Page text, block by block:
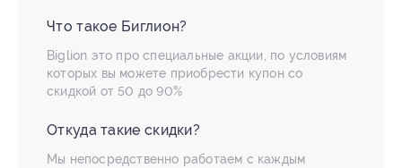
Что такое Биглион?
Biglion это про специальные акции, по условиям
которых вы можете приобрести купон со
скидкой от 50 до 90%
Откуда такие скидки?
Мы непосредственно работаем с каждым